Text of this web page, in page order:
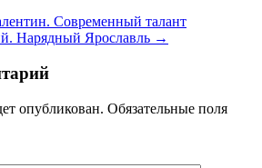
Современный талант
Нарядный Ярославль →
опубликован. Обязательные поля